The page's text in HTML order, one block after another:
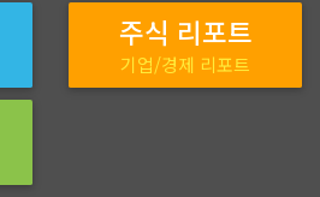
주식 리포트
기업/경제 리포트